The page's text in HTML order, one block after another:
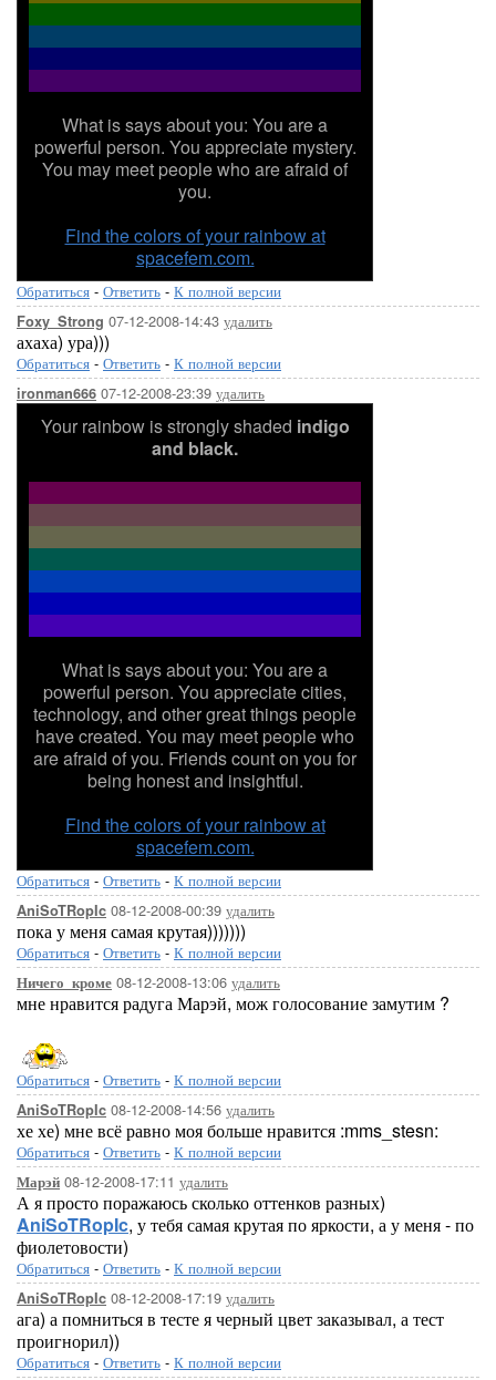
What is says about you: You are a
powerful person. You appreciate mystery.
You may meet people who are afraid of
you.
Find the colors of your rainbow at
spacefem.com.
Обратиться - Ответить - К полной версии
Foxy_Strong 07-12-2008-14:43 удалить
ахаха) ура)))
Обратиться - Ответить - К полной версии
ironman666 07-12-2008-23:39 удалить
Your rainbow is strongly shaded indigo
and black.
What is says about you: You are a
powerful person. You appreciate cities,
technology, and other great things people
have created. You may meet people who
are afraid of you. Friends count on you for
being honest and insightful.
Find the colors of your rainbow at
spacefem.com.
Обратиться - Ответить - К полной версии
AniSoTRopIc 08-12-2008-00:39 удалить
пока у меня самая крутая)))))))
Обратиться - Ответить - К полной версии
Ничего_кроме 08-12-2008-13:06 удалить
мне нравится радуга Марэй, мож голосование замутим ?
Обратиться - Ответить - К полной версии
AniSoTRopIc 08-12-2008-14:56 удалить
хе хе) мне всё равно моя больше нравится :mms_stesn:
Обратиться - Ответить - К полной версии
Марэй 08-12-2008-17:11 удалить
А я просто поражаюсь сколько оттенков разных)
AniSoTRopIc, у тебя самая крутая по яркости, а у меня - по
фиолетовости)
Обратиться - Ответить - К полной версии
AniSoTRopIc 08-12-2008-17:19 удалить
ага) а помниться в тесте я черный цвет заказывал, а тест
проигнорил))
Обратиться - Ответить - К полной версии